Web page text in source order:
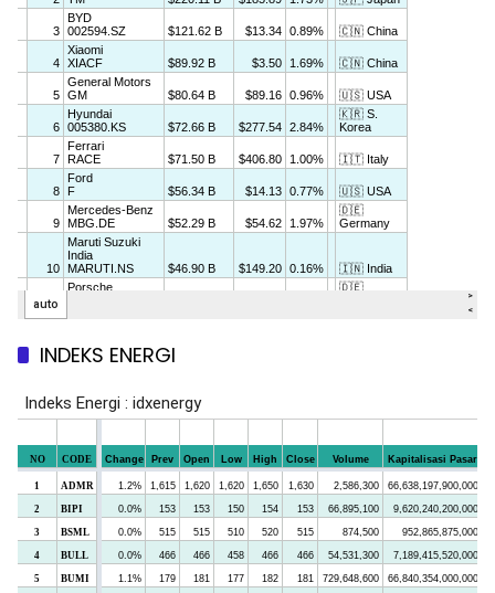
INDEKS ENERGI